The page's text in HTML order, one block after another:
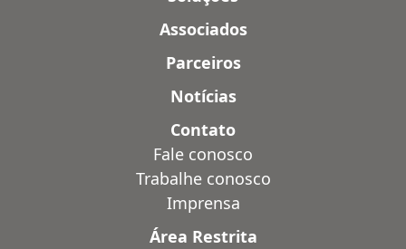
Associados
Parceiros
Notícias
Contato
Fale conosco
Trabalhe conosco
Imprensa
Área Restrita